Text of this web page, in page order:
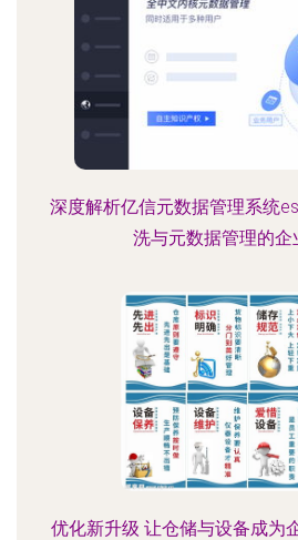
深度解析亿信元数据管理系统
洗与元数据管理的企
优化新升级 让仓储与设备成为